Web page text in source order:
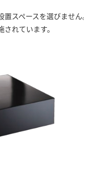
置スペースを選びません
れています。